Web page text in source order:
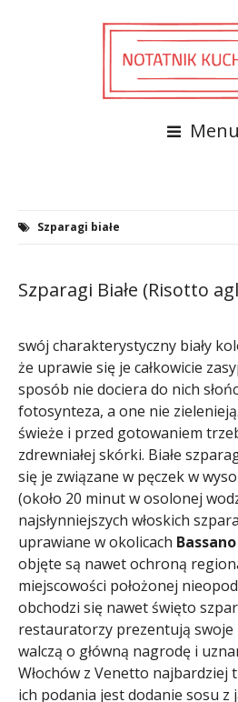
Menu
Szparagi białe
Szparagi Białe (Risotto
swój charakterystyczny biały
że uprawie się je całkowicie
sposób nie dociera do nich
fotosynteza, a one nie
świeże i przed gotowaniem
zdrewniałej skórki. Białe
się je związane w pęczek w
(około 20 minut w osolonej
najsłynniejszych włoskich
uprawiane w okolicach
objęte są nawet ochroną
miejscowości położonej
obchodzi się nawet święto
restauratorzy prezentują swoje
walczą o główną nagrodę i
Włochów z Venetto najbardziej
ich podania jest dodanie sosu z